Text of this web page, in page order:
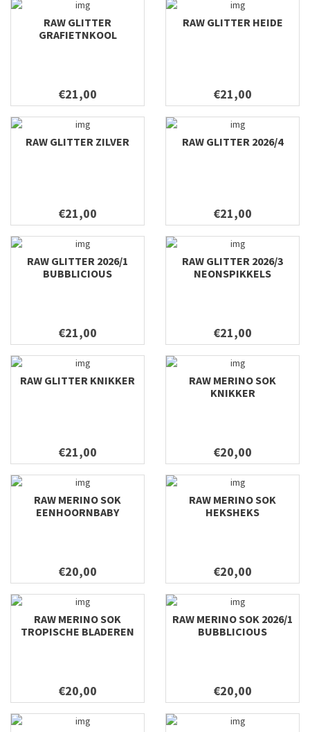
RAW GLITTER
GRAFIETNKOOL
€21,00
RAW GLITTER HEIDE
€21,00
RAW GLITTER ZILVER
€21,00
RAW GLITTER 2026/4
€21,00
RAW GLITTER 2026/1
BUBBLICIOUS
€21,00
RAW GLITTER 2026/3
NEONSPIKKELS
€21,00
RAW GLITTER KNIKKER
€21,00
RAW MERINO SOK
KNIKKER
€20,00
RAW MERINO SOK
EENHOORNBABY
€20,00
RAW MERINO SOK
HEKSHEKS
€20,00
RAW MERINO SOK
TROPISCHE BLADEREN
€20,00
RAW MERINO SOK 2026/1
BUBBLICIOUS
€20,00